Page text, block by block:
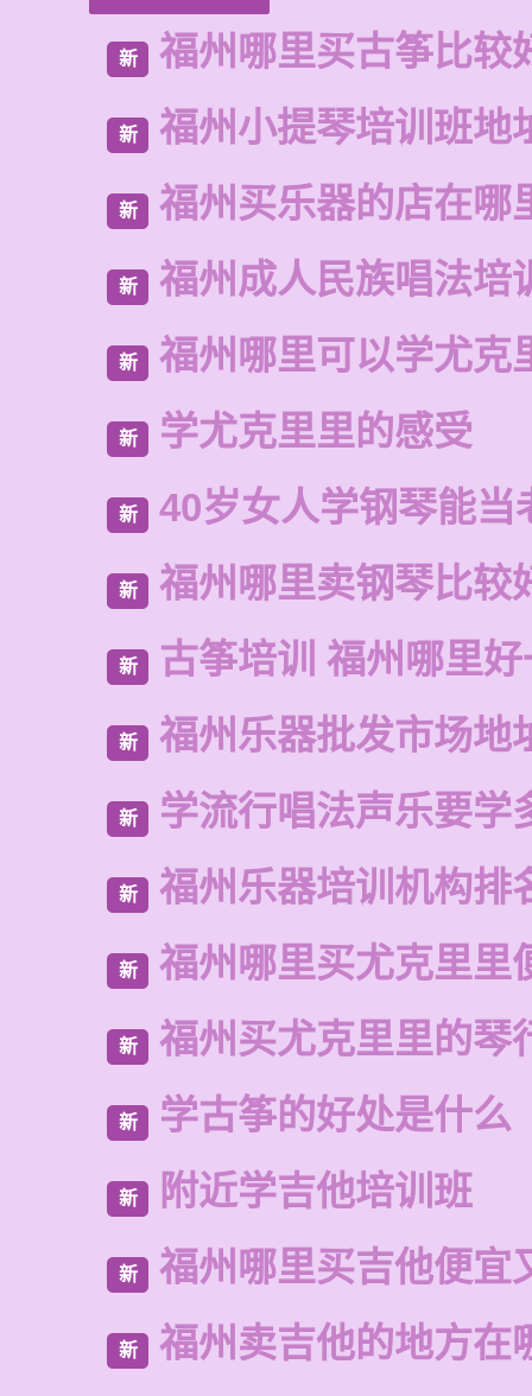
新 福州哪里买古筝比较
新 福州小提琴培训班地
新 福州买乐器的店在哪
新 福州成人民族唱法培
新 福州哪里可以学尤克
新 学尤克里里的感受
新 40岁女人学钢琴能当
新 福州哪里卖钢琴比较
新 古筝培训 福州哪里
新 福州乐器批发市场地
新 学流行唱法声乐要学
新 福州乐器培训机构排
新 福州哪里买尤克里里
新 福州买尤克里里的琴
新 学古筝的好处是什么
新 附近学吉他培训班
新 福州哪里买吉他便宜
新 福州卖吉他的地方在